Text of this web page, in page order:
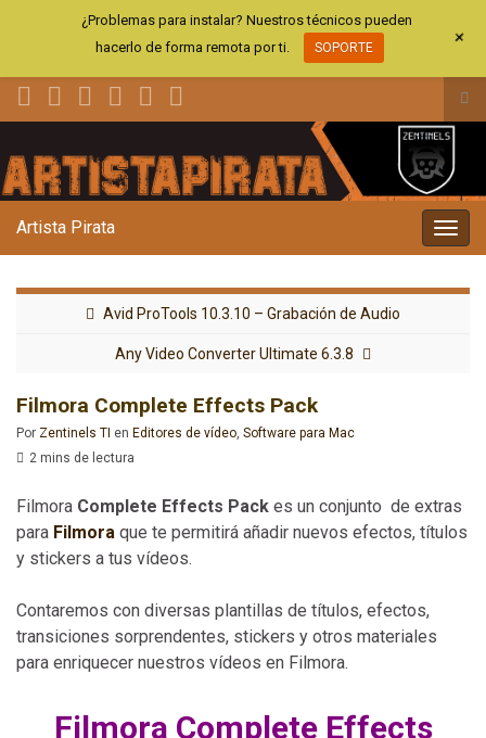
el
la
Artista Pirata
Avid ProTools 10.3.10 – Grabación de Audio
Any Video Converter Ultimate 6.3.8
Filmora Complete Effects Pack
Por Zentinels TI en Editores de vídeo, Software para Mac
2 mins de lectura
Filmora Complete Effects Pack es un conjunto de extras
para Filmora que te permitirá añadir nuevos efectos, títulos
y stickers a tus vídeos.
Contaremos con diversas plantillas de títulos, efectos,
transiciones sorprendentes, stickers y otros materiales
para enriquecer nuestros vídeos en Filmora.
Filmora Complete Effects
¿Problemas para instalar? Nuestros técnicos pueden
hacerlo de forma remota por ti.
SOPORTE +